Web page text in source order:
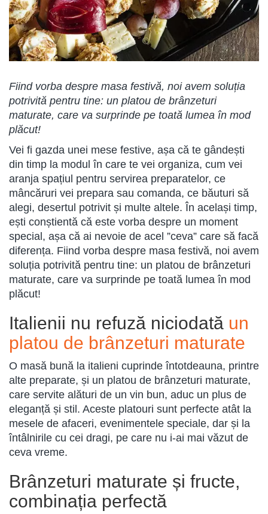
Fiind vorba despre masa festivă, noi avem soluția
potrivită pentru tine: un platou de brânzeturi
maturate, care va surprinde pe toată lumea în mod
plăcut!
Vei fi gazda unei mese festive, așa că te gândești
din timp la modul în care te vei organiza, cum vei
aranja spațiul pentru servirea preparatelor, ce
mâncăruri vei prepara sau comanda, ce băuturi să
alegi, desertul potrivit și multe altele. În același timp,
ești conștientă că este vorba despre un moment
special, așa că ai nevoie de acel ”ceva” care să facă
diferența. Fiind vorba despre masa festivă, noi avem
soluția potrivită pentru tine: un platou de brânzeturi
maturate, care va surprinde pe toată lumea în mod
plăcut!
Italienii nu refuză niciodată un
platou de brânzeturi maturate
O masă bună la italieni cuprinde întotdeauna, printre
alte preparate, și un platou de brânzeturi maturate,
care servite alături de un vin bun, aduc un plus de
eleganță și stil. Aceste platouri sunt perfecte atât la
mesele de afaceri, evenimentele speciale, dar și la
întâlnirile cu cei dragi, pe care nu i-ai mai văzut de
ceva vreme.
Brânzeturi maturate și fructe,
combinația perfectă